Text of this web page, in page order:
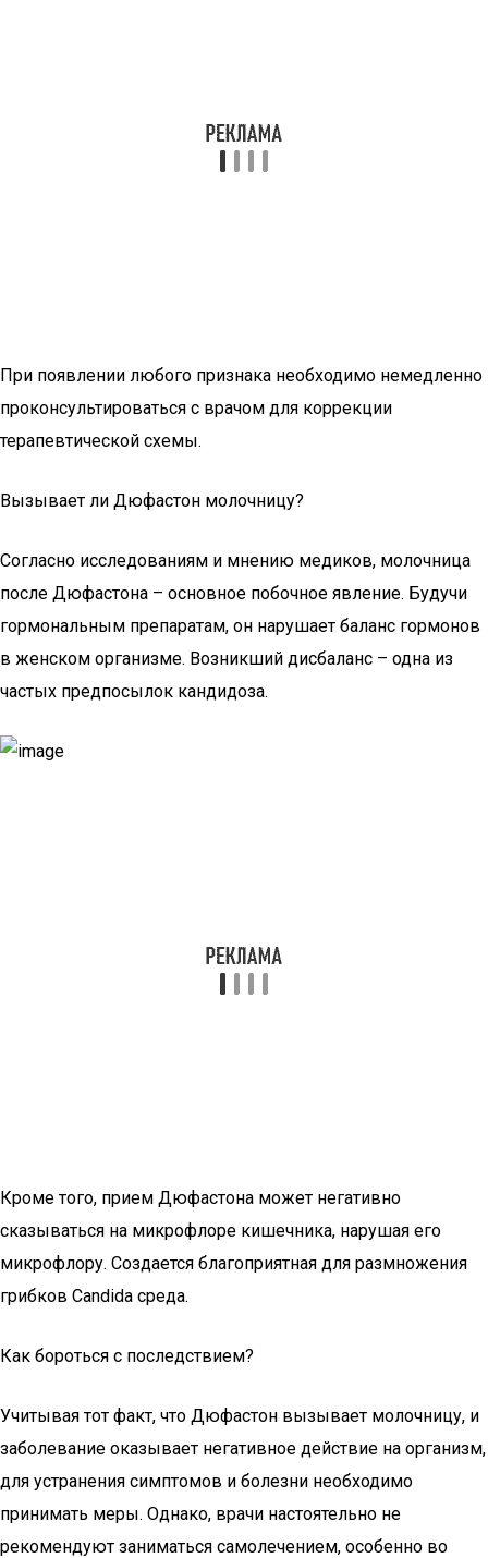
При появлении любого признака необходимо немедленно
проконсультироваться с врачом для коррекции
терапевтической схемы.
Вызывает ли Дюфастон молочницу?
Согласно исследованиям и мнению медиков, молочница
после Дюфастона – основное побочное явление. Будучи
гормональным препаратам, он нарушает баланс гормонов
в женском организме. Возникший дисбаланс – одна из
частых предпосылок кандидоза.
Кроме того, прием Дюфастона может негативно
сказываться на микрофлоре кишечника, нарушая его
микрофлору. Создается благоприятная для размножения
грибков Candida среда.
Как бороться с последствием?
Учитывая тот факт, что Дюфастон вызывает молочницу, и
заболевание оказывает негативное действие на организм,
для устранения симптомов и болезни необходимо
принимать меры. Однако, врачи настоятельно не
рекомендуют заниматься самолечением, особенно во